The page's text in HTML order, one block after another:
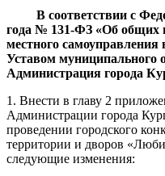
В соответствии с
года № 131-ФЗ «Об общих
местного
Уставом муниципального
Администрация города
1. Внести в главу 2
Администрации города
проведении городского
территории и дворов
следующие изменения: